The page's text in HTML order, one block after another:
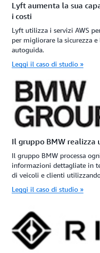
Lyft aumenta la sua
i costi
Lyft utilizza i servizi AWS
per migliorare la sicurezza
autoguida.
Leggi il caso di studio »
Il gruppo BMW realizza
Il gruppo BMW processa
informazioni dettagliate in
di veicoli e clienti
Leggi il caso di studio »